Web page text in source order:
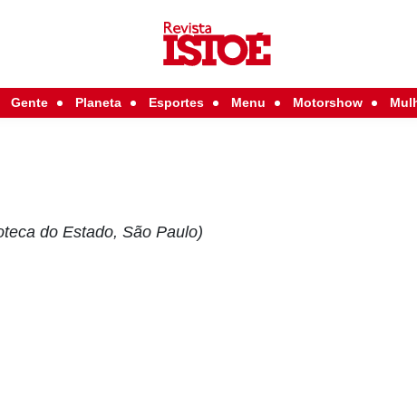
Gente Planeta Esportes Menu Motorshow
do Estado, São Paulo)